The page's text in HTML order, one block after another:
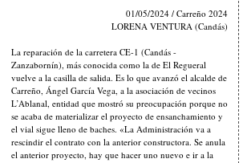
01/05/2024 / Carreño 2024
LORENA VENTURA (Candás)
La reparación de la carretera CE-1 (Candás -
Zanzabornín), más conocida como la de El Regueral
vuelve a la casilla de salida. Es lo que avanzó el alcalde de
Carreño, Ángel García Vega, a la asociación de vecinos
L’Ablanal, entidad que mostró su preocupación porque no
se acaba de materializar el proyecto de ensanchamiento y
el vial sigue lleno de baches. «La Administración va a
rescindir el contrato con la anterior constructora. Se anula
el anterior proyecto, hay que hacer uno nuevo e ir a la